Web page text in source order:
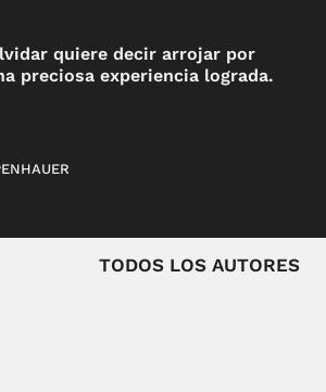
quiere decir arrojar por
preciosa experiencia lograda.
TODOS LOS AUTORES